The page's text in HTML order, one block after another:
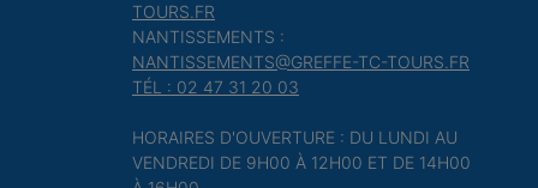
TOURS.FR
NANTISSEMENTS :
NANTISSEMENTS@GREFFE-TC-TOURS.FR
TÉL : 02 47 31 20 03
HORAIRES D'OUVERTURE : DU LUNDI AU
VENDREDI DE 9H00 À 12H00 ET DE 14H00